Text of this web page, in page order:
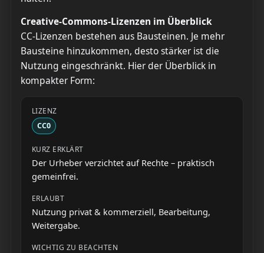
Creative-Commons-Lizenzen im Überblick
CC-Lizenzen bestehen aus Bausteinen. Je mehr
Bausteine hinzukommen, desto stärker ist die
Nutzung eingeschränkt. Hier der Überblick in
kompakter Form:
CC0
Der Urheber verzichtet auf Rechte – praktisch
gemeinfrei.
Nutzung privat & kommerziell, Bearbeitung,
Weitergabe.